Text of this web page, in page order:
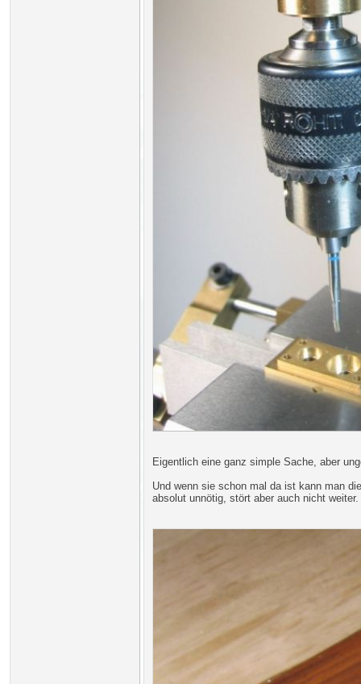
Eigentlich eine ganz simple Sache, aber
Und wenn sie schon mal da ist kann man
absolut unnötig, stört aber auch nicht weiter.